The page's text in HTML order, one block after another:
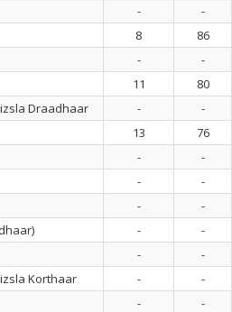
-
-
8
86
-
-
11
80
Draadhaar -
-
13
76
-
-
-
-
-
-
-
-
-
-
Korthaar -
-
-
-